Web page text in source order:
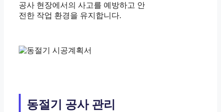
공사 현장에서의 사고를 예방하고 안
전한 작업 환경을 유지합니다.
동절기 공사 관리